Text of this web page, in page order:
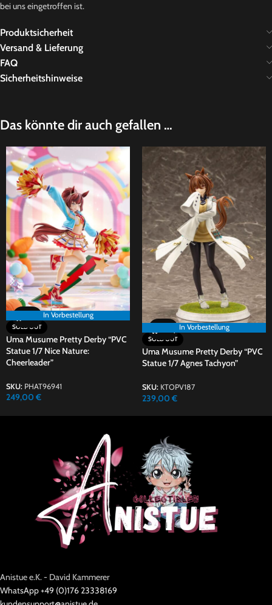
bei uns eingetroffen ist.
Produktsicherheit
Versand & Lieferung
FAQ
Sicherheitshinweise
Das könnte dir auch gefallen …
In Vorbestellung
SOLD OUT
Uma Musume Pretty Derby “PVC
Statue 1/7 Nice Nature:
Cheerleader”
SKU: PHAT96941
249,00 €
In Vorbestellung
SOLD OUT
Uma Musume Pretty Derby “PVC
Statue 1/7 Agnes Tachyon”
SKU: KTOPV187
239,00 €
Anistue e.K. - David Kammerer
WhatsApp +49 (0)176 23338169